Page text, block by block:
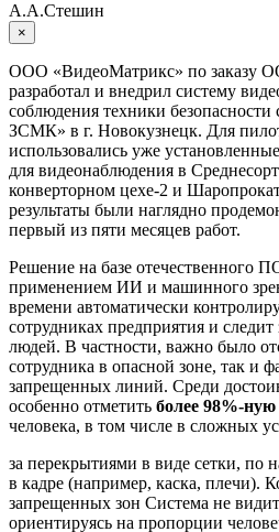
А.А.Стешин
×
ООО «ВидеоМатрикс» по заказу
разработал и внедрил систему
соблюдения техники
ЗСМК» в г. Новокузнецк. Для
использовались уже
для видеонаблюдения в
конверторном цехе-2 и
результаты были наглядно
первый из пяти месяцев работ.
Решение на базе отечественного
применением ИИ и машинного
времени автоматически
сотрудниках предприятия и
людей. В частности, важно было
сотрудника в опасной зоне, так и
запрещенных линий. Среди
особенно отметить более 98%-ную
человека, в том числе в сложных
за перекрытиями в виде сетки, по
в кадре (например, каска, плечи).
запрещенных зон Система не
ориентируясь на пропорции